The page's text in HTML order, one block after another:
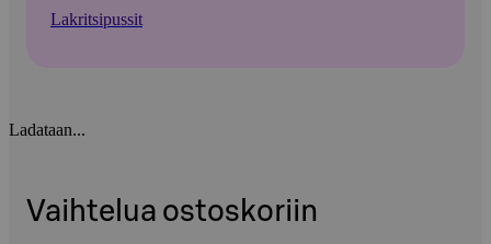
Lakritsipussit
Ladataan...
Vaihtelua ostoskoriin